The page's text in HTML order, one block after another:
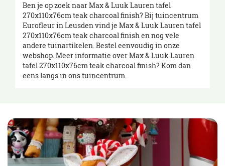
Ben je op zoek naar Max & Luuk Lauren tafel
270x110x76cm teak charcoal finish? Bij tuincentrum
Eurofleur in Leusden vind je Max & Luuk Lauren tafel
270x110x76cm teak charcoal finish en nog vele
andere tuinartikelen. Bestel eenvoudig in onze
webshop. Meer informatie over Max & Luuk Lauren
tafel 270x110x76cm teak charcoal finish? Kom dan
eens langs in ons tuincentrum.